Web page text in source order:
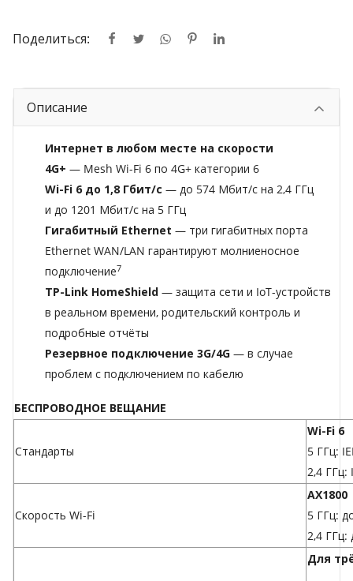
Поделиться:
Описание
Интернет в любом месте на скорости
4G+ — Mesh Wi-Fi 6 по 4G+ категории 6
Wi-Fi 6 до 1,8 Гбит/с — до 574 Мбит/с на 2,4 ГГц
и до 1201 Мбит/с на 5 ГГц
Гигабитный Ethernet — три гигабитных порта
Ethernet WAN/LAN гарантируют молниеносное
подключение7
TP-Link HomeShield — защита сети и IoT-устройств
в реальном времени, родительский контроль и
подробные отчёты
Резервное подключение 3G/4G — в случае
проблем с подключением по кабелю
БЕСПРОВОДНОЕ ВЕЩАНИЕ
Стандарты
Wi-Fi 6
5 ГГц:
2,4 ГГц:
Скорость Wi-Fi
AX1800
5 ГГц:
2,4 ГГц:
Для